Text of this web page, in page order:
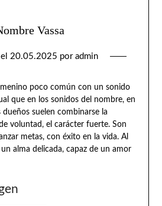
Vassa
20.05.2025 por admin
poco común con un sonido
que en los sonidos del nombre, en
dueños suelen combinarse la
voluntad, el carácter fuerte. Son
metas, con éxito en la vida. Al
alma delicada, capaz de un amor